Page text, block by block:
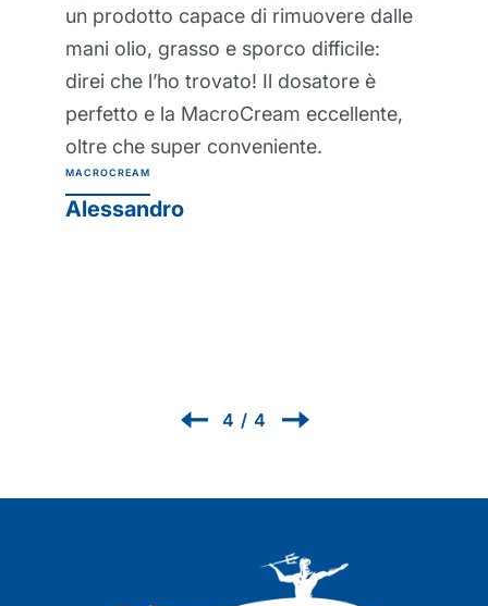
davvero eccezionale, perché riesce a
proteggere la mia pelle anche durante i
lavori più pesanti. Le mie mani sono
decisamente più sane da quando la uso
e ormai mi sembrerebbe impossibile
lavorare senza! Crema barriera
protettiva Protexsol Professional
1/ 4